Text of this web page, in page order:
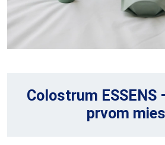
Colostrum ESSENS
prvom